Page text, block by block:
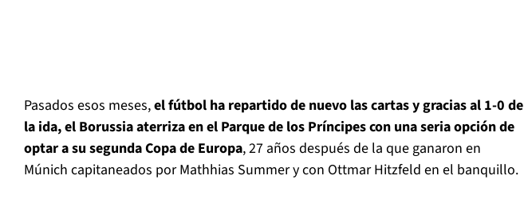
Pasados esos meses,el fútbol ha repartido de nuevo las cartas y gracias al 1-0 de
la ida, el Borussia aterriza en el Parque de los Príncipes con una seria opción de
optar a su segunda Copa de Europa, 27 años después de la que ganaron en
Múnich capitaneados por Mathhias Summer y con Ottmar Hitzfeld en el banquillo.